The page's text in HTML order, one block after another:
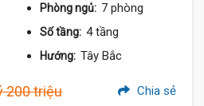
Phòng ngủ: 7 phòng
Số tầng: 4 tầng
Hướng: Tây Bắc
200 triệu Chia sẻ